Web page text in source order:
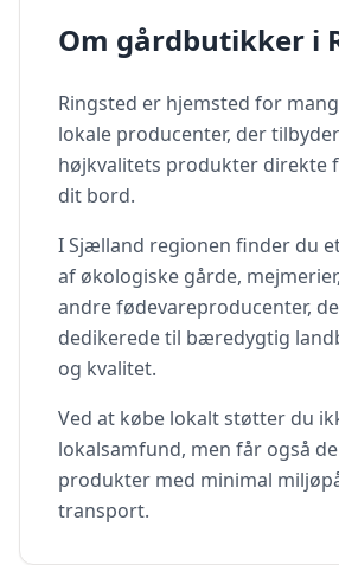
Om gårdbutikker i
Ringsted er hjemsted for
lokale producenter, der
højkvalitets produkter direkte
dit bord.
ISjælland regionen finder du
af økologiske gårde,
andre fødevareproducenter,
dedikerede til bæredygtig
og kvalitet.
Ved at købe lokalt støtter du
lokalsamfund, men får også
produkter med minimal
transport.